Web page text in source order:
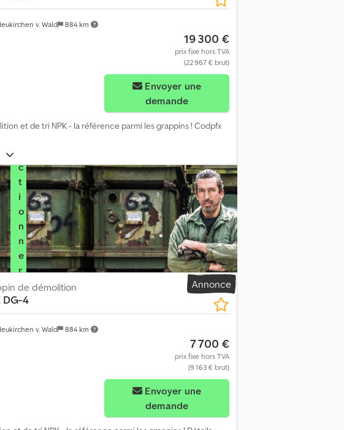
Demander plus d'images
v. Wald 884 km
19 300 €
prix fixe hors TVA
(22 967 € brut)
demande
et de tri NPK - la référence parmi les grappins ! Codpfx
s
a
é
c
t
i
o
n
n
e
r
l
e
p
a
Annonce
Demander plus d'images
v. Wald 884 km
de démolition
DG-4
7 700 €
prix fixe hors TVA
(9 163 € brut)
demande